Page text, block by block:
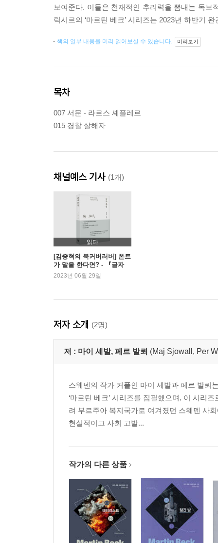
보여준다. 이들은 천재적인 추리력을 뽐내는 독
릭시르의 ‘마르틴 베크’ 시리즈는 2023년 하반기
책의 일부 내용을 미리 읽어보실 수 있습니다. 미리보기
목차
007 서문 - 라르스 셰플레르
015 경찰 살해자
채널예스 기사 (1개)
읽다
[김중혁의 북커버러버] 폰트
가 말을 한다면? - 『글자
풍경』, 『폰트의 맛』
2023년 06월 29일
저자 소개 (2명)
저 : 마이 셰발, 페르 발뢰 (Maj Sjowall, Per
스웨덴의 작가 커플인 마이 셰발과 페르 발뢰
‘마르틴 베크’ 시리즈를 집필했으며, 이 시리
려 부르주아 복지국가로 여겨졌던 스웨덴 사
현실적이고 사회 고발...
작가의 다른 상품